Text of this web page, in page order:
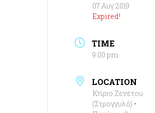
07 Αυγ 2019
Expired!
TIME
9:00 pm
LOCATION
Κτίριο Ζενέτου
(Στρογγυλό) •